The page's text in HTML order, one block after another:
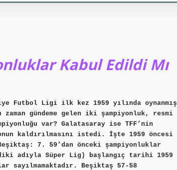
Kabul Edildi Mı
Futbol Ligi ilk kez 1959 yılında oynanmış
gündeme gelen iki şampiyonluk, resmi
var? Galatasaray ise TFF’nin
kaldırılmasını istedi. İşte 1959 öncesi
7. 59’dan önceki şampiyonluklar
adıyla Süper Lig) başlangıç ​​tarihi 1959
sayılmamaktadır. Beşiktaş 57-58